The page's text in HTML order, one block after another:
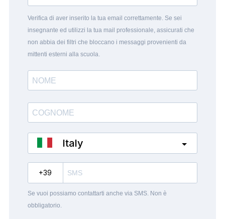
Verifica di aver inserito la tua email correttamente. Se sei
insegnante ed utilizzi la tua mail professionale, assicurati che
non abbia dei filtri che bloccano i messaggi provenienti da
mittenti esterni alla scuola.
Italy
Se vuoi possiamo contattarti anche via SMS. Non è
obbligatorio.